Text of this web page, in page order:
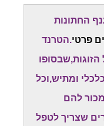
החתונות
פרטי.הטרנד
ומתיש,וכל
להם
שצריך לטפל